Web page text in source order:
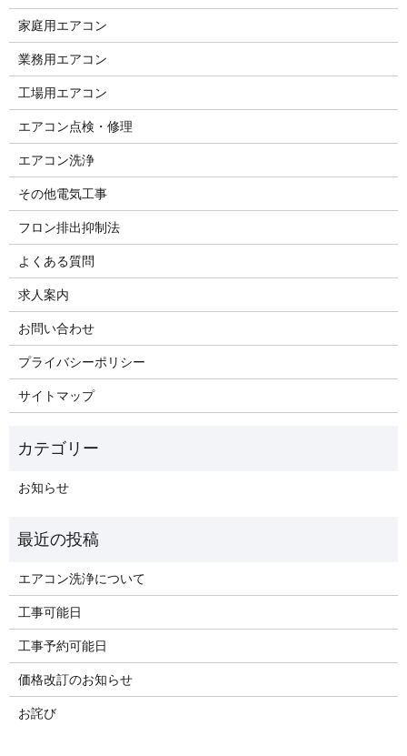
家庭用エアコン
業務用エアコン
工場用エアコン
エアコン点検・修理
エアコン洗浄
その他電気工事
フロン排出抑制法
よくある質問
求人案内
お問い合わせ
プライバシーポリシー
サイトマップ
お知らせ
エアコン洗浄について
工事可能日
工事予約可能日
価格改訂のお知らせ
お詫び